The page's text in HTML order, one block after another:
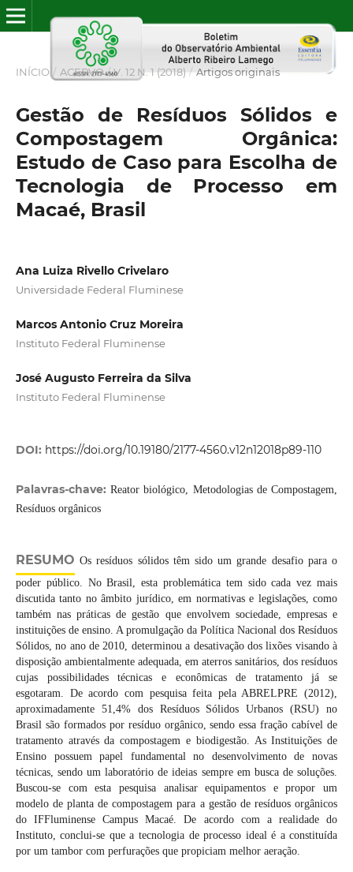
INÍCIO / ACERVO / V. 12 N. 1 (2018) / Artigos originais
Gestão de Resíduos Sólidos e
Compostagem Orgânica:
Estudo de Caso para Escolha de
Tecnologia de Processo em
Macaé, Brasil
Ana Luiza Rivello Crivelaro
Universidade Federal Fluminese
Marcos Antonio Cruz Moreira
Instituto Federal Fluminense
José Augusto Ferreira da Silva
Instituto Federal Fluminense
DOI: https://doi.org/10.19180/2177-4560.v12n12018p89-110
Palavras-chave:Reator biológico, Metodologias de Compostagem,
Resíduos orgânicos
RESUMO Os resíduos sólidos têm sido um grande desafio para o
poder público. No Brasil, esta problemática tem sido cada vez mais
discutida tanto no âmbito jurídico, em normativas e legislações, como
também nas práticas de gestão que envolvem sociedade, empresas e
instituições de ensino. A promulgação da Política Nacional dos Resíduos
Sólidos, no ano de 2010, determinou a desativação dos lixões visando à
disposição ambientalmente adequada, em aterros sanitários, dos resíduos
cujas possibilidades técnicas e econômicas de tratamento já se
esgotaram. De acordo com pesquisa feita pela ABRELPRE (2012),
aproximadamente 51,4% dos Resíduos Sólidos Urbanos (RSU) no
Brasil são formados por resíduo orgânico, sendo essa fração cabível de
tratamento através da compostagem e biodigestão. As Instituições de
Ensino possuem papel fundamental no desenvolvimento de novas
técnicas, sendo um laboratório de ideias sempre em busca de soluções.
Buscou-se com esta pesquisa analisar equipamentos e propor um
modelo de planta de compostagem para a gestão de resíduos orgânicos
do IFFluminense Campus Macaé. De acordo com a realidade do
Instituto, conclui-se que a tecnologia de processo ideal é a constituída
por um tambor com perfurações que propiciam melhor aeração.